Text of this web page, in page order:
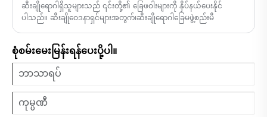
ဆီးချိုရောဂါရှိသူများသည် ၎င်းတို့၏ ခြေဖဝါးများကို နှိပ်နယ်ပေးနိုင်
ပါသည်။ ဆီးချိုဝေဒနာရှင်များအတွက်၊ဆီးချိုရောဂါခြေမဖွဲ့စည်းမီ
စုံစမ်းမေးမြန်းရန်ပေးပို့ပါ။